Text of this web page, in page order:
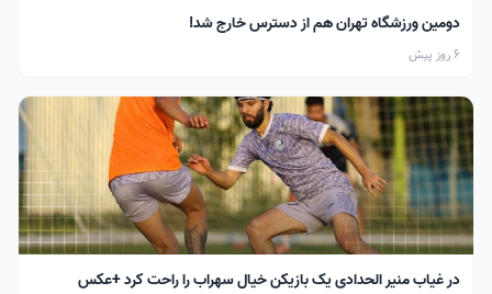
دومین ورزشگاه تهران هم از دسترس خارج شد!
6 روز پیش
در غیاب منیر الحدادی یک بازیکن خیال سهراب را راحت کرد +عکس